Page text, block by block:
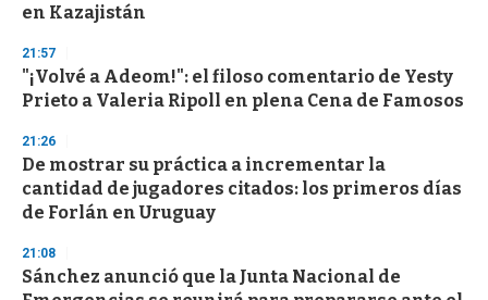
en Kazajistán
21:57
"¡Volvé a Adeom!": el filoso comentario de Yesty
Prieto a Valeria Ripoll en plena Cena de Famosos
21:26
De mostrar su práctica a incrementar la
cantidad de jugadores citados: los primeros días
de Forlán en Uruguay
21:08
Sánchez anunció que la Junta Nacional de